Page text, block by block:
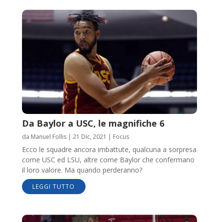
Da Baylor a USC, le magnifiche 6
da Manuel Follis| 21 Dic, 2021 | Focus
Ecco le squadre ancora imbattute, qualcuna a sorpresa
come USC ed LSU, altre come Baylor che confermano
il loro valore. Ma quando perderanno?
LEGGI TUTTO